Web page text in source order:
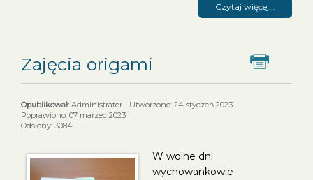
Czytaj więcej...
Zajęcia origami
Administrator
Utworzono: 24 styczeń 2023
Poprawiono: 07 marzec 2023
Odsłony: 3084
W wolne dni
wychowankowie